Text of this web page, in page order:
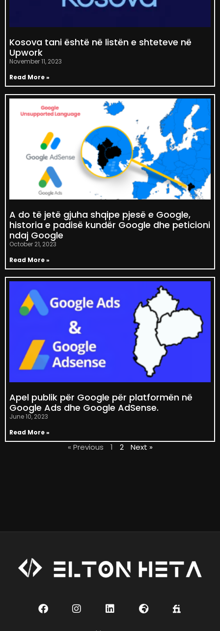
Kosova tani është në listën e shteteve në
Upwork
November 11, 2023
Read More »
A do të jetë gjuha shqipe pjesë e Google,
historia e padisë kundër Google dhe peticioni
ndaj Google
October 21, 2023
Read More »
Apel publik për Google për platformën në
Google Ads dhe Google AdSense.
June 10, 2023
Read More »
« Previous 1 2 Next »